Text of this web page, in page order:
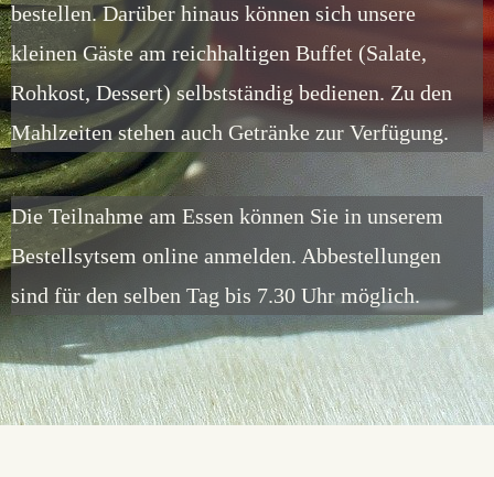
bestellen. Darüber hinaus können sich unsere
kleinen Gäste am reichhaltigen Buffet (Salate,
Rohkost, Dessert) selbstständig bedienen. Zu den
Mahlzeiten stehen auch Getränke zur Verfügung.
Die Teilnahme am Essen können Sie in unserem
Bestellsytsem online anmelden. Abbestellungen
sind für den selben Tag bis 7.30 Uhr möglich.